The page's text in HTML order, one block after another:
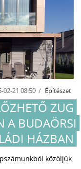
02-21 08:50 Építészet
ZUG
A BUDAÖRSI
HÁZBAN
közöljük.